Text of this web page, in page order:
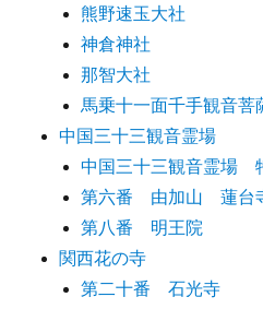
熊野速玉大社
神倉神社
那智大社
馬乗十一面千手観音菩
中国三十三観音霊場
中国三十三観音霊場
第六番 由加山 蓮台
第八番 明王院
関西花の寺
第二十番 石光寺